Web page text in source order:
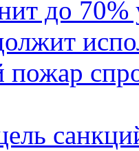
до 70%
пожар